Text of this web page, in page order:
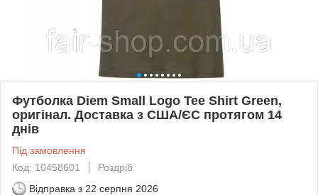
Футболка Diem Small Logo Tee Shirt Green,
оригінал. Доставка з США/ЄС протягом 14
днів
Під замовлення
Код: 10458601
Роздріб
Відправка з 22 серпня 2026